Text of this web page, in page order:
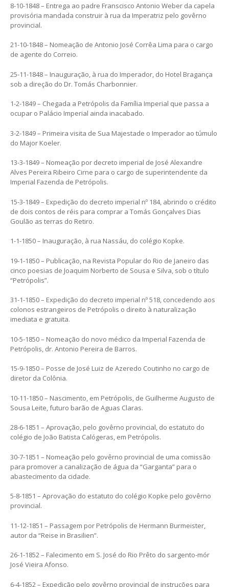
8-10-1848 – Entrega ao padre Franscisco Antonio Weber da capela
provisória mandada construir à rua da Imperatriz pelo govêrno
provincial.
21-10-1848 – Nomeação de Antonio José Corrêa Lima para o cargo
de agente do Correio.
25-11-1848 – Inauguração, à rua do Imperador, do Hotel Bragança
sob a direção do Dr. Tomás Charbonnier.
1-2-1849 – Chegada a Petrópolis da Família Imperial que passa a
ocupar o Palácio Imperial ainda inacabado.
3-2-1849 – Primeira visita de Sua Majestade o Imperador ao túmulo
do Major Koeler.
13-3-1849 – Nomeação por decreto imperial de José Alexandre
Alves Pereira Ribeiro Cirne para o cargo de superintendente da
Imperial Fazenda de Petrópolis.
15-3-1849 – Expedição do decreto imperial nº 184, abrindo o crédito
de dois contos de réis para comprar a Tomás Gonçalves Dias
Goulão as terras do Retiro.
1-1-1850 – Inauguração, à rua Nassáu, do colégio Kopke.
19-1-1850 – Publicação, na Revista Popular do Rio de Janeiro das
cinco poesias de Joaquim Norberto de Sousa e Silva, sob o título
“Petrópolis”.
31-1-1850 – Expedição do decreto imperial nº 518, concedendo aos
colonos estrangeiros de Petrópolis o direito à naturalização
imediata e gratuita.
10-5-1850 – Nomeação do novo médico da Imperial Fazenda de
Petrópolis, dr. Antonio Pereira de Barros.
15-9-1850 – Posse de José Luiz de Azeredo Coutinho no cargo de
diretor da Colônia.
10-11-1850 – Nascimento, em Petrópolis, de Guilherme Augusto de
Sousa Leite, futuro barão de Aguas Claras.
28-6-1851 – Aprovação, pelo govêrno provincial, do estatuto do
colégio de João Batista Calógeras, em Petrópolis.
30-7-1851 – Nomeação pelo govêrno provincial de uma comissão
para promover a canalização de água da “Garganta” para o
abastecimento da cidade.
5-8-1851 – Aprovação do estatuto do colégio Kopke pelo govêrno
provincial.
11-12-1851 – Passagem por Petrópolis de Hermann Burmeister,
autor da “Reise in Brasilien”.
26-1-1852 – Falecimento em S. José do Rio Prêto do sargento-mór
José Vieira Afonso.
6-4-1852 – Expedição pelo govêrno provincial de instruções para